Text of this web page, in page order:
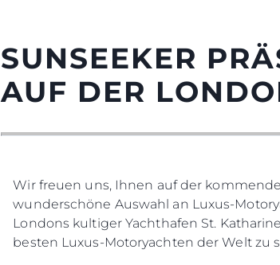
SUNSEEKER
AUF DER
Wir freuen uns, Ihnen auf der
wunderschöne Auswahl an Luxus-
Londons kultiger Yachthafen St.
besten Luxus-Motoryachten der Welt zu